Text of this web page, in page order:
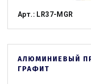
Арт.: LR37-MGR
АЛЮМИНИЕВЫЙ
ГРАФИТ